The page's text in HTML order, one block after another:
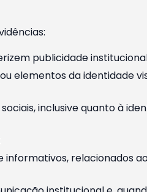
publicidade
elementos da identidade
inclusive quanto à
relacionados